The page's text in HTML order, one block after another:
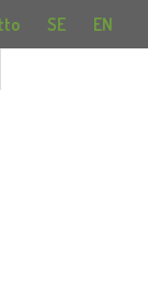
SE EN